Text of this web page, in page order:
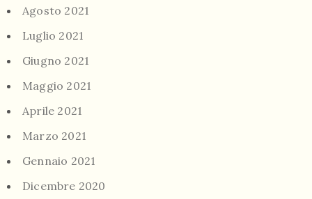
Agosto 2021
Luglio 2021
Giugno 2021
Maggio 2021
Aprile 2021
Marzo 2021
Gennaio 2021
Dicembre 2020